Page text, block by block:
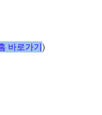
바로가기)